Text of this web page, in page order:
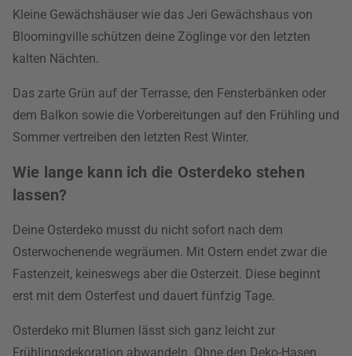
Kleine Gewächshäuser wie das Jeri Gewächshaus von
Bloomingville schützen deine Zöglinge vor den letzten
kalten Nächten.
Das zarte Grün auf der Terrasse, den Fensterbänken oder
dem Balkon sowie die Vorbereitungen auf den Frühling und
Sommer vertreiben den letzten Rest Winter.
Wie lange kann ich die Osterdeko stehen
lassen?
Deine Osterdeko musst du nicht sofort nach dem
Osterwochenende wegräumen. Mit Ostern endet zwar die
Fastenzeit, keineswegs aber die Osterzeit. Diese beginnt
erst mit dem Osterfest und dauert fünfzig Tage.
Osterdeko mit Blumen lässt sich ganz leicht zur
Frühlingsdekoration abwandeln. Ohne den Deko-Hasen